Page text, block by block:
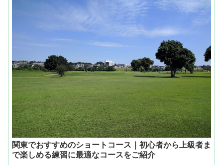
関東でおすすめのショートコース｜初心者から上級者ま
で楽しめる練習に最適なコースをご紹介